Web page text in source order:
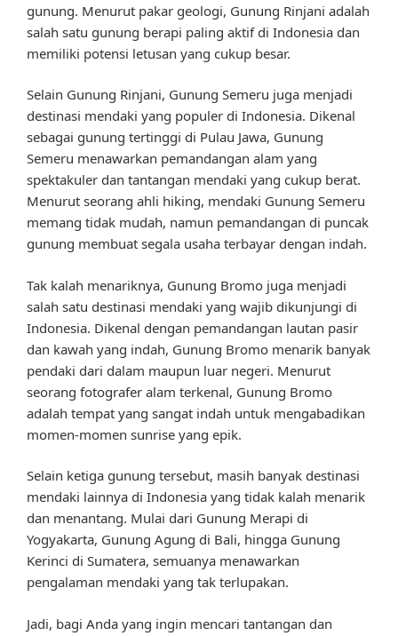
gunung. Menurut pakar geologi, Gunung Rinjani adalah
salah satu gunung berapi paling aktif di Indonesia dan
memiliki potensi letusan yang cukup besar.
Selain Gunung Rinjani, Gunung Semeru juga menjadi
destinasi mendaki yang populer di Indonesia. Dikenal
sebagai gunung tertinggi di Pulau Jawa, Gunung
Semeru menawarkan pemandangan alam yang
spektakuler dan tantangan mendaki yang cukup berat.
Menurut seorang ahli hiking, mendaki Gunung Semeru
memang tidak mudah, namun pemandangan di puncak
gunung membuat segala usaha terbayar dengan indah.
Tak kalah menariknya, Gunung Bromo juga menjadi
salah satu destinasi mendaki yang wajib dikunjungi di
Indonesia. Dikenal dengan pemandangan lautan pasir
dan kawah yang indah, Gunung Bromo menarik banyak
pendaki dari dalam maupun luar negeri. Menurut
seorang fotografer alam terkenal, Gunung Bromo
adalah tempat yang sangat indah untuk mengabadikan
momen-momen sunrise yang epik.
Selain ketiga gunung tersebut, masih banyak destinasi
mendaki lainnya di Indonesia yang tidak kalah menarik
dan menantang. Mulai dari Gunung Merapi di
Yogyakarta, Gunung Agung di Bali, hingga Gunung
Kerinci di Sumatera, semuanya menawarkan
pengalaman mendaki yang tak terlupakan.
Jadi, bagi Anda yang ingin mencari tantangan dan